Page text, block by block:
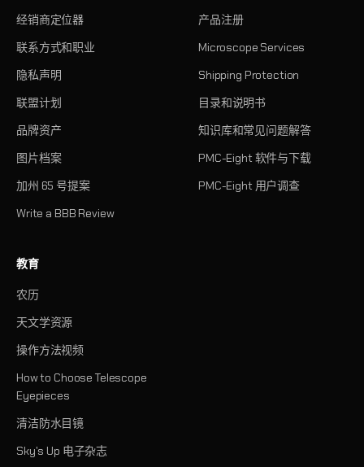
经销商定位器
联系方式和职业
隐私声明
联盟计划
品牌资产
图片档案
加州 65 号提案
Write a BBB Review
产品注册
Microscope Services
Shipping Protection
目录和说明书
知识库和常见问题解答
PMC-Eight 软件与下载
PMC-Eight 用户调查
教育
农历
天文学资源
操作方法视频
How to Choose Telescope
Eyepieces
清洁防水目镜
Sky's Up 电子杂志